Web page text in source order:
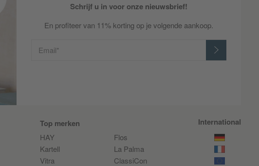
Schrijf u in voor onze nieuwsbrief!
En profiteer van 11% korting op je volgende aankoop.
Email*
Top merken
HAY
Kartell
Vitra
Flos
La Palma
ClassiCon
International